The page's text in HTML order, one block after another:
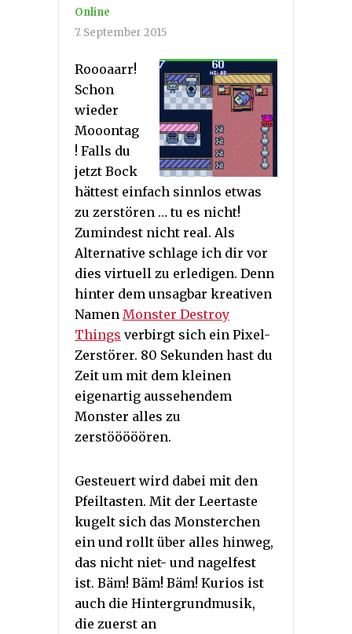
Online
7. September 2015
Roooaarr!
Schon
wieder
Mooontag
! Falls du
jetzt Bock
hättest einfach sinnlos etwas
zu zerstören … tu es nicht!
Zumindest nicht real. Als
Alternative schlage ich dir vor
dies virtuell zu erledigen. Denn
hinter dem unsagbar kreativen
Namen Monster Destroy
Things verbirgt sich ein Pixel-
Zerstörer. 80 Sekunden hast du
Zeit um mit dem kleinen
eigenartig aussehendem
Monster alles zu
zerstööööören.
Gesteuert wird dabei mit den
Pfeiltasten. Mit der Leertaste
kugelt sich das Monsterchen
ein und rollt über alles hinweg,
das nicht niet- und na­gel­fest
ist. Bäm! Bäm! Bäm! Kurios ist
auch die Hintergrundmusik,
die zuerst an